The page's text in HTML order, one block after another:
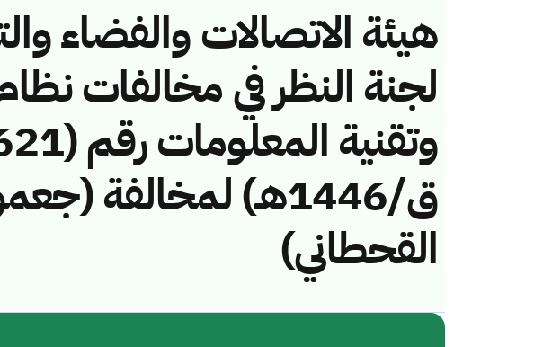
هيئة الاتصالات والفضاء
لجنة النظر في مخالفات
ق/1446هـ) لمخالفة
القحطاني)